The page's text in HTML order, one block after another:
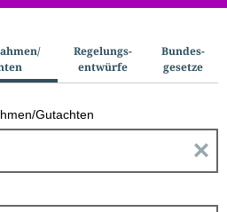
Regelungs­
entwürfe
Bundes­
gesetze
Gutachten